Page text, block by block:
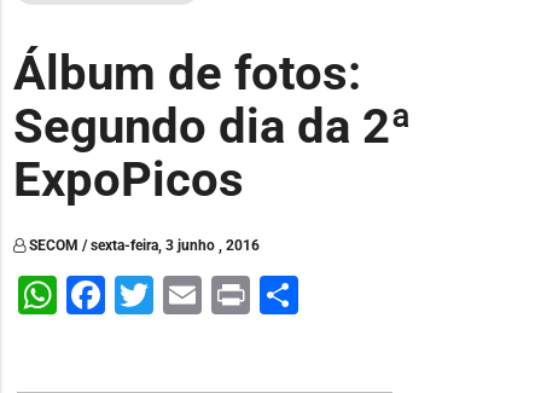
Álbum de fotos:
Segundo dia da 2ª
ExpoPicos
SECOM / sexta-feira, 3 junho , 2016
WhatsApp
Facebook
Twitter
Email
PrintShare